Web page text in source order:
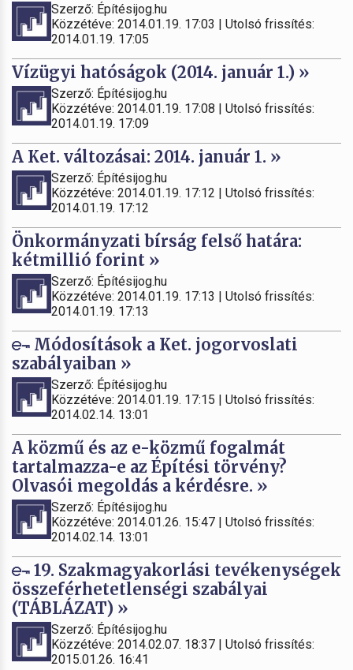
Szerző: Építésijog.hu
Közzétéve: 2014.01.19. 17:03 | Utolsó frissítés:
2014.01.19. 17:05
Vízügyi hatóságok (2014. január 1.) »
Szerző: Építésijog.hu
Közzétéve: 2014.01.19. 17:08 | Utolsó frissítés:
2014.01.19. 17:09
A Ket. változásai: 2014. január 1. »
Szerző: Építésijog.hu
Közzétéve: 2014.01.19. 17:12 | Utolsó frissítés:
2014.01.19. 17:12
Önkormányzati bírság felső határa:
kétmillió forint »
Szerző: Építésijog.hu
Közzétéve: 2014.01.19. 17:13 | Utolsó frissítés:
2014.01.19. 17:13
Módosítások a Ket. jogorvoslati
szabályaiban »
Szerző: Építésijog.hu
Közzétéve: 2014.01.19. 17:15 | Utolsó frissítés:
2014.02.14. 13:01
A közmű és az e-közmű fogalmát
tartalmazza-e az Építési törvény?
Olvasói megoldás a kérdésre. »
Szerző: Építésijog.hu
Közzétéve: 2014.01.26. 15:47 | Utolsó frissítés:
2014.02.14. 13:01
19. Szakmagyakorlási tevékenységek
összeférhetetlenségi szabályai
(TÁBLÁZAT) »
Szerző: Építésijog.hu
Közzétéve: 2014.02.07. 18:37 | Utolsó frissítés:
2015.01.26. 16:41